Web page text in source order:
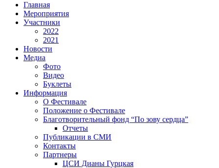
Главная
Мероприятия
Участники
2022
2021
Новости
Медиа
Фото
Видео
Буклеты
Информация
О Фестивале
Положение о Фестивале
Благотворительный фонд “По зову сердца”
Отчеты
Публикации в СМИ
Контакты
Партнеры
ЦСИ Дианы Гурцкая